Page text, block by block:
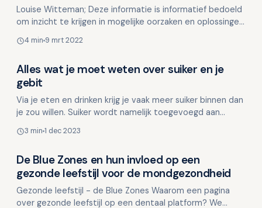
Louise Witteman; Deze informatie is informatief bedoeld
om inzicht te krijgen in mogelijke oorzaken en oplossingen.
4 min 9 mrt 2022
Voeding en mondgezondheid
Alles wat je moet weten over suiker en je
gebit
Via je eten en drinken krijg je vaak meer suiker binnen dan
je zou willen. Suiker wordt namelijk toegevoegd aan
3 min 1 dec 2023
Voeding en mondgezondheid
De Blue Zones en hun invloed op een
gezonde leefstijl voor de mondgezondheid
Gezonde leefstijl - de Blue Zones Waarom een pagina
over gezonde leefstijl op een dentaal platform? We